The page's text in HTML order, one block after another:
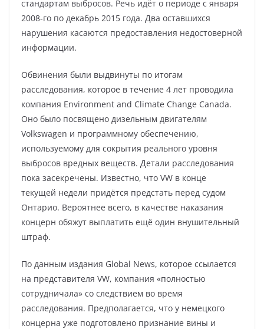
стандартам выбросов. Речь идёт о периоде с января
2008-го по декабрь 2015 года. Два оставшихся
нарушения касаются предоставления недостоверной
информации.
Обвинения были выдвинуты по итогам
расследования, которое в течение 4 лет проводила
компания Environment and Climate Change Canada.
Оно было посвящено дизельным двигателям
Volkswagen и программному обеспечению,
используемому для сокрытия реального уровня
выбросов вредных веществ. Детали расследования
пока засекречены. Известно, что VW в конце
текущей недели придётся предстать перед судом
Онтарио. Вероятнее всего, в качестве наказания
концерн обяжут выплатить ещё один внушительный
штраф.
По данным издания Global News, которое ссылается
на представителя VW, компания «полностью
сотрудничала» со следствием во время
расследования. Предполагается, что у немецкого
концерна уже подготовлено признание вины и